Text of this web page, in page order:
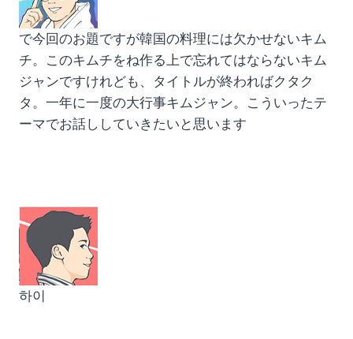
で今回のお題ですが韓国の料理には欠かせないキム
チ。このキムチをね作る上で忘れてはならないキム
ジャンですけれども、タイトルが終わればクタク
タ。一年に一度の大行事キムジャン。こういったテ
ーマでお話ししていきたいと思います
하이